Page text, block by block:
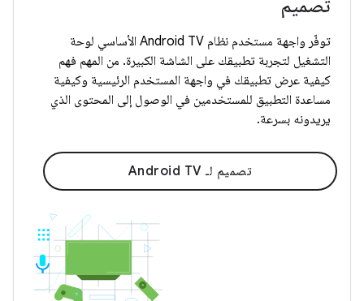
تصميم
توفّر واجهة مستخدم نظام Android TV الأساسي لوحة
التشغيل لتجربة تطبيقك على الشاشة الكبيرة. من المهم فهم
كيفية عرض تطبيقك في واجهة المستخدم الرئيسية وكيفية
مساعدة التطبيق للمستخدمين في الوصول إلى المحتوى الذي
يريدونه بسرعة.
تصميم لـ Android TV